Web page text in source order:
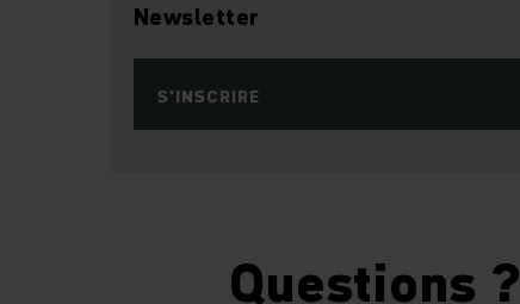
Newsletter
S’INSCRIRE
Questions ?